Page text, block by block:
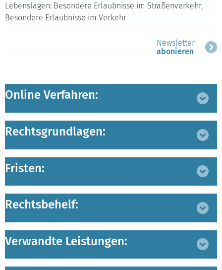
Lebenslagen: Besondere Erlaubnisse im Straßenverkehr,
Besondere Erlaubnisse im Verkehr
Newsletter
abonieren
Online Verfahren:
Rechtsgrundlagen:
Fristen:
Rechtsbehelf:
Verwandte Leistungen: